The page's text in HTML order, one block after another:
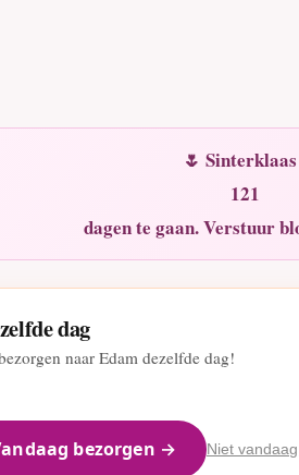
🌷
121
dagen te gaan. Verstuur
dag
naar Edam dezelfde dag!
bezorgen → Niet vandaag